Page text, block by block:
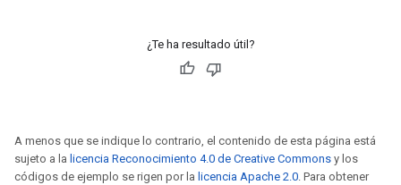
¿Te ha resultado útil?
A menos que se indique lo contrario, el contenido de esta página está
sujeto a la licencia Reconocimiento 4.0 de Creative Commons y los
códigos de ejemplo se rigen por la licencia Apache 2.0. Para obtener